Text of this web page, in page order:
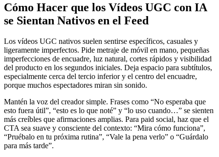
Cómo Hacer que los Vídeos UGC con IA
se Sientan Nativos en el Feed
Los vídeos UGC nativos suelen sentirse específicos, casuales y
ligeramente imperfectos. Pide metraje de móvil en mano, pequeñas
imperfecciones de encuadre, luz natural, cortes rápidos y visibilidad
del producto en los segundos iniciales. Deja espacio para subtítulos,
especialmente cerca del tercio inferior y el centro del encuadre,
porque muchos espectadores miran sin sonido.
Mantén la voz del creador simple. Frases como “No esperaba que
esto fuera útil”, “esto es lo que noté” y “lo uso cuando…” se sienten
más creíbles que afirmaciones amplias. Para paid social, haz que el
CTA sea suave y consciente del contexto: “Mira cómo funciona”,
“Pruébalo en tu próxima rutina”, “Vale la pena verlo” o “Guárdalo
para más tarde”.